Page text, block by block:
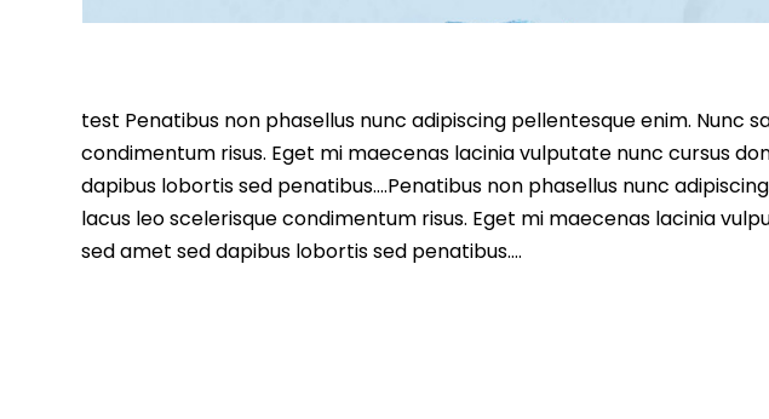
test Penatibus non phasellus nunc adipiscing pellentesque enim. Nunc
condimentum risus. Eget mi maecenas lacinia vulputate nunc cursus
dapibus lobortis sed penatibus….Penatibus non phasellus nunc
lacus leo scelerisque condimentum risus. Eget mi maecenas lacinia
sed amet sed dapibus lobortis sed penatibus….